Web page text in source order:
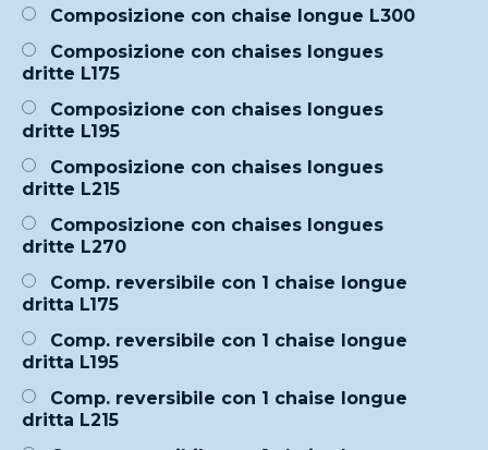
Composizione con chaise longue L300
Composizione con chaises longues
dritte L175
Composizione con chaises longues
dritte L195
Composizione con chaises longues
dritte L215
Composizione con chaises longues
dritte L270
Comp. reversibile con 1 chaise longue
dritta L175
Comp. reversibile con 1 chaise longue
dritta L195
Comp. reversibile con 1 chaise longue
dritta L215